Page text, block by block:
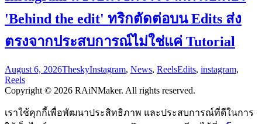
'Behind the edit' ทริกตัดต่อบน Edits ส่ง
ตรงจากประสบการณ์ไม่ใช่แค่ Tutorial
August 6, 2026TheskyInstagram, News, ReelsEdits, instagram,
Reels
Copyright © 2026 RAiNMaker. All rights reserved.
เราใช้คุกกี้เพื่อพัฒนาประสิทธิภาพ และประสบการณ์ที่ดีในการ